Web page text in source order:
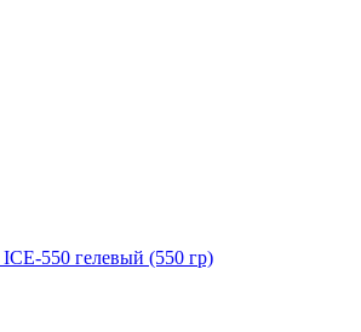
550 гелевый (550 гр)